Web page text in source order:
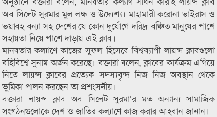
অব সিলেট সুরমার মুল লক্ষ ও উদ্যেশ্য। মাহামারী করোনা ভাইরাস ও
ভয়াবহ বন্যা সহ দেশের যে কোন দুর্যোগে দরিদ্র বঞ্চিত মানুষের পাশে
সহায়তা নিয়ে পাশে দাড়ায় এই ক্লাব।
মানবতার কল্যাণে কাজের সুফল হিসেবে বিশ্বব্যাপী লায়ন্স ক্লাবগুলো
বহিবিশ্বে সুনাম অর্জন করেছে। বক্তারা বলেন, ক্লাবের কার্যক্রম এগিয়ে
নিতে লায়ন্স ক্লাবের প্রত্যেক সদস্যবৃন্দ নিজ নিজ অবস্থান থেকে
ভুমিকা পালন করছেন তা প্রশংসনীয়।
বক্তারা লায়ন্স ক্লাব অব সিলেট সুরমা’র মত অন্যান্য সামাজিক
সংগঠনগুলোকে দেশ ও জাতির কল্যাণে কাজ করার আহবান জানান।